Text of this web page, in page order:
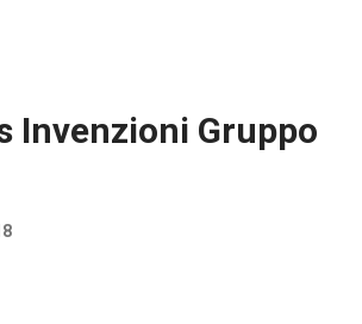
Invenzioni Gruppo